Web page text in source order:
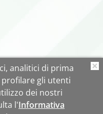
analitici di prima
gli utenti
dei nostri
l'Informativa